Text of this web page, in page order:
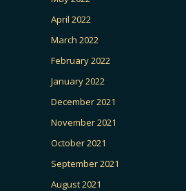
April 2022
March 2022
February 2022
January 2022
December 2021
November 2021
October 2021
September 2021
August 2021